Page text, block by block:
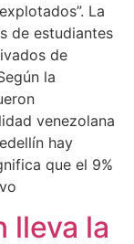
La
de estudiantes
de
la
venezolana
hay
que el 9%
lleva la